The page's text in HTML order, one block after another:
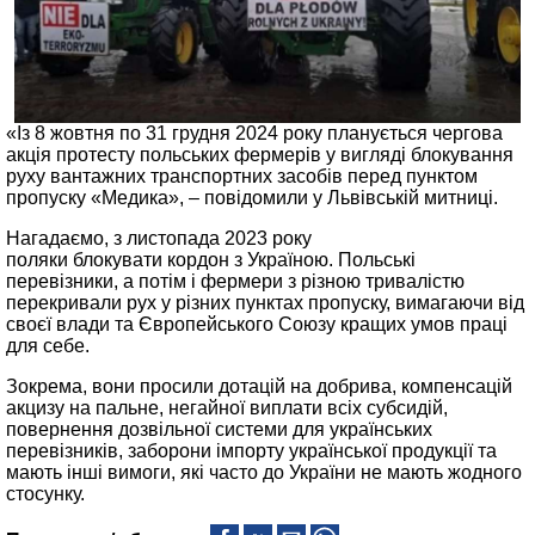
«Із 8 жовтня по 31 грудня 2024 року планується чергова
акція протесту польських фермерів у вигляді блокування
руху вантажних транспортних засобів перед пунктом
пропуску «Медика», – повідомили у Львівській митниці.
Нагадаємо, з листопада 2023 року
поляки блокувати кордон з Україною. Польські
перевізники, а потім і фермери з різною тривалістю
перекривали рух у різних пунктах пропуску, вимагаючи від
своєї влади та Європейського Союзу кращих умов праці
для себе.
Зокрема, вони просили дотацій на добрива, компенсацій
акцизу на пальне, негайної виплати всіх субсидій,
повернення дозвільної системи для українських
перевізників, заборони імпорту української продукції та
мають інші вимоги, які часто до України не мають жодного
стосунку.